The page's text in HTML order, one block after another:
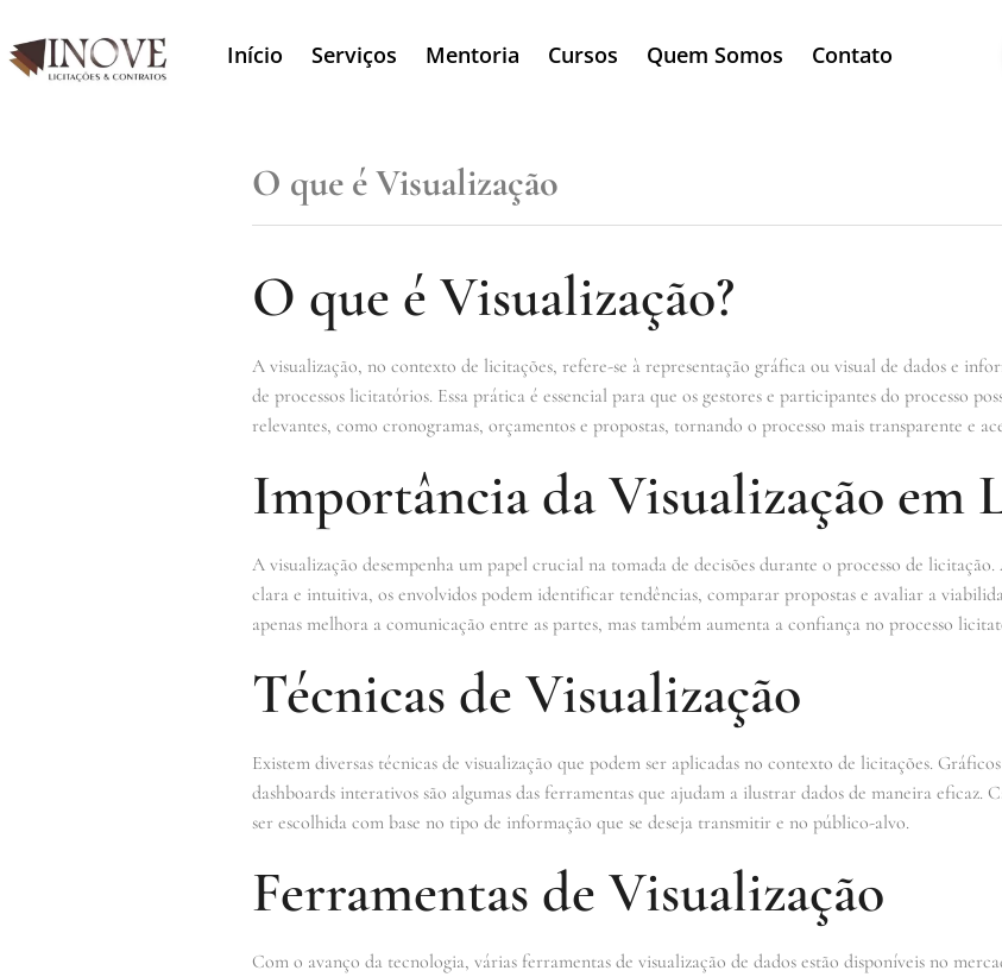
Início Serviços Mentoria Cursos Quem Somos Contato
O que é Visualização
O que é Visualização?
A visualização, no contexto de licitações, refere-se à representação gráfica ou visual de dados e
de processos licitatórios. Essa prática é essencial para que os gestores e participantes do processo
relevantes, como cronogramas, orçamentos e propostas, tornando o processo mais transparente e
Importância da Visualização em
A visualização desempenha um papel crucial na tomada de decisões durante o processo de
clara e intuitiva, os envolvidos podem identificar tendências, comparar propostas e avaliar a
apenas melhora a comunicação entre as partes, mas também aumenta a confiança no processo
Técnicas de Visualização
Existem diversas técnicas de visualização que podem ser aplicadas no contexto de licitações.
dashboards interativos são algumas das ferramentas que ajudam a ilustrar dados de maneira eficaz.
ser escolhida com base no tipo de informação que se deseja transmitir e no público-alvo.
Ferramentas de Visualização
Com o avanço da tecnologia, várias ferramentas de visualização de dados estão disponíveis no